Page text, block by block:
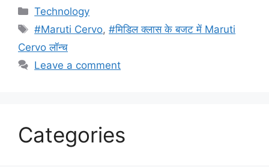
Categories
Technology
Tags
#Maruti Cervo,#मिडिल क्लास के बजट में Maruti
Cervo लॉन्च
Leave a comment
Categories